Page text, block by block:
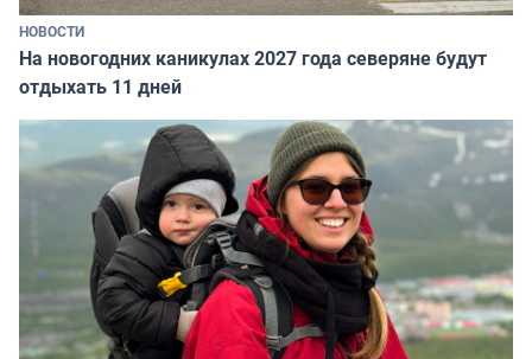
НОВОСТИ
На новогодних каникулах 2027 года северяне будут
отдыхать 11 дней